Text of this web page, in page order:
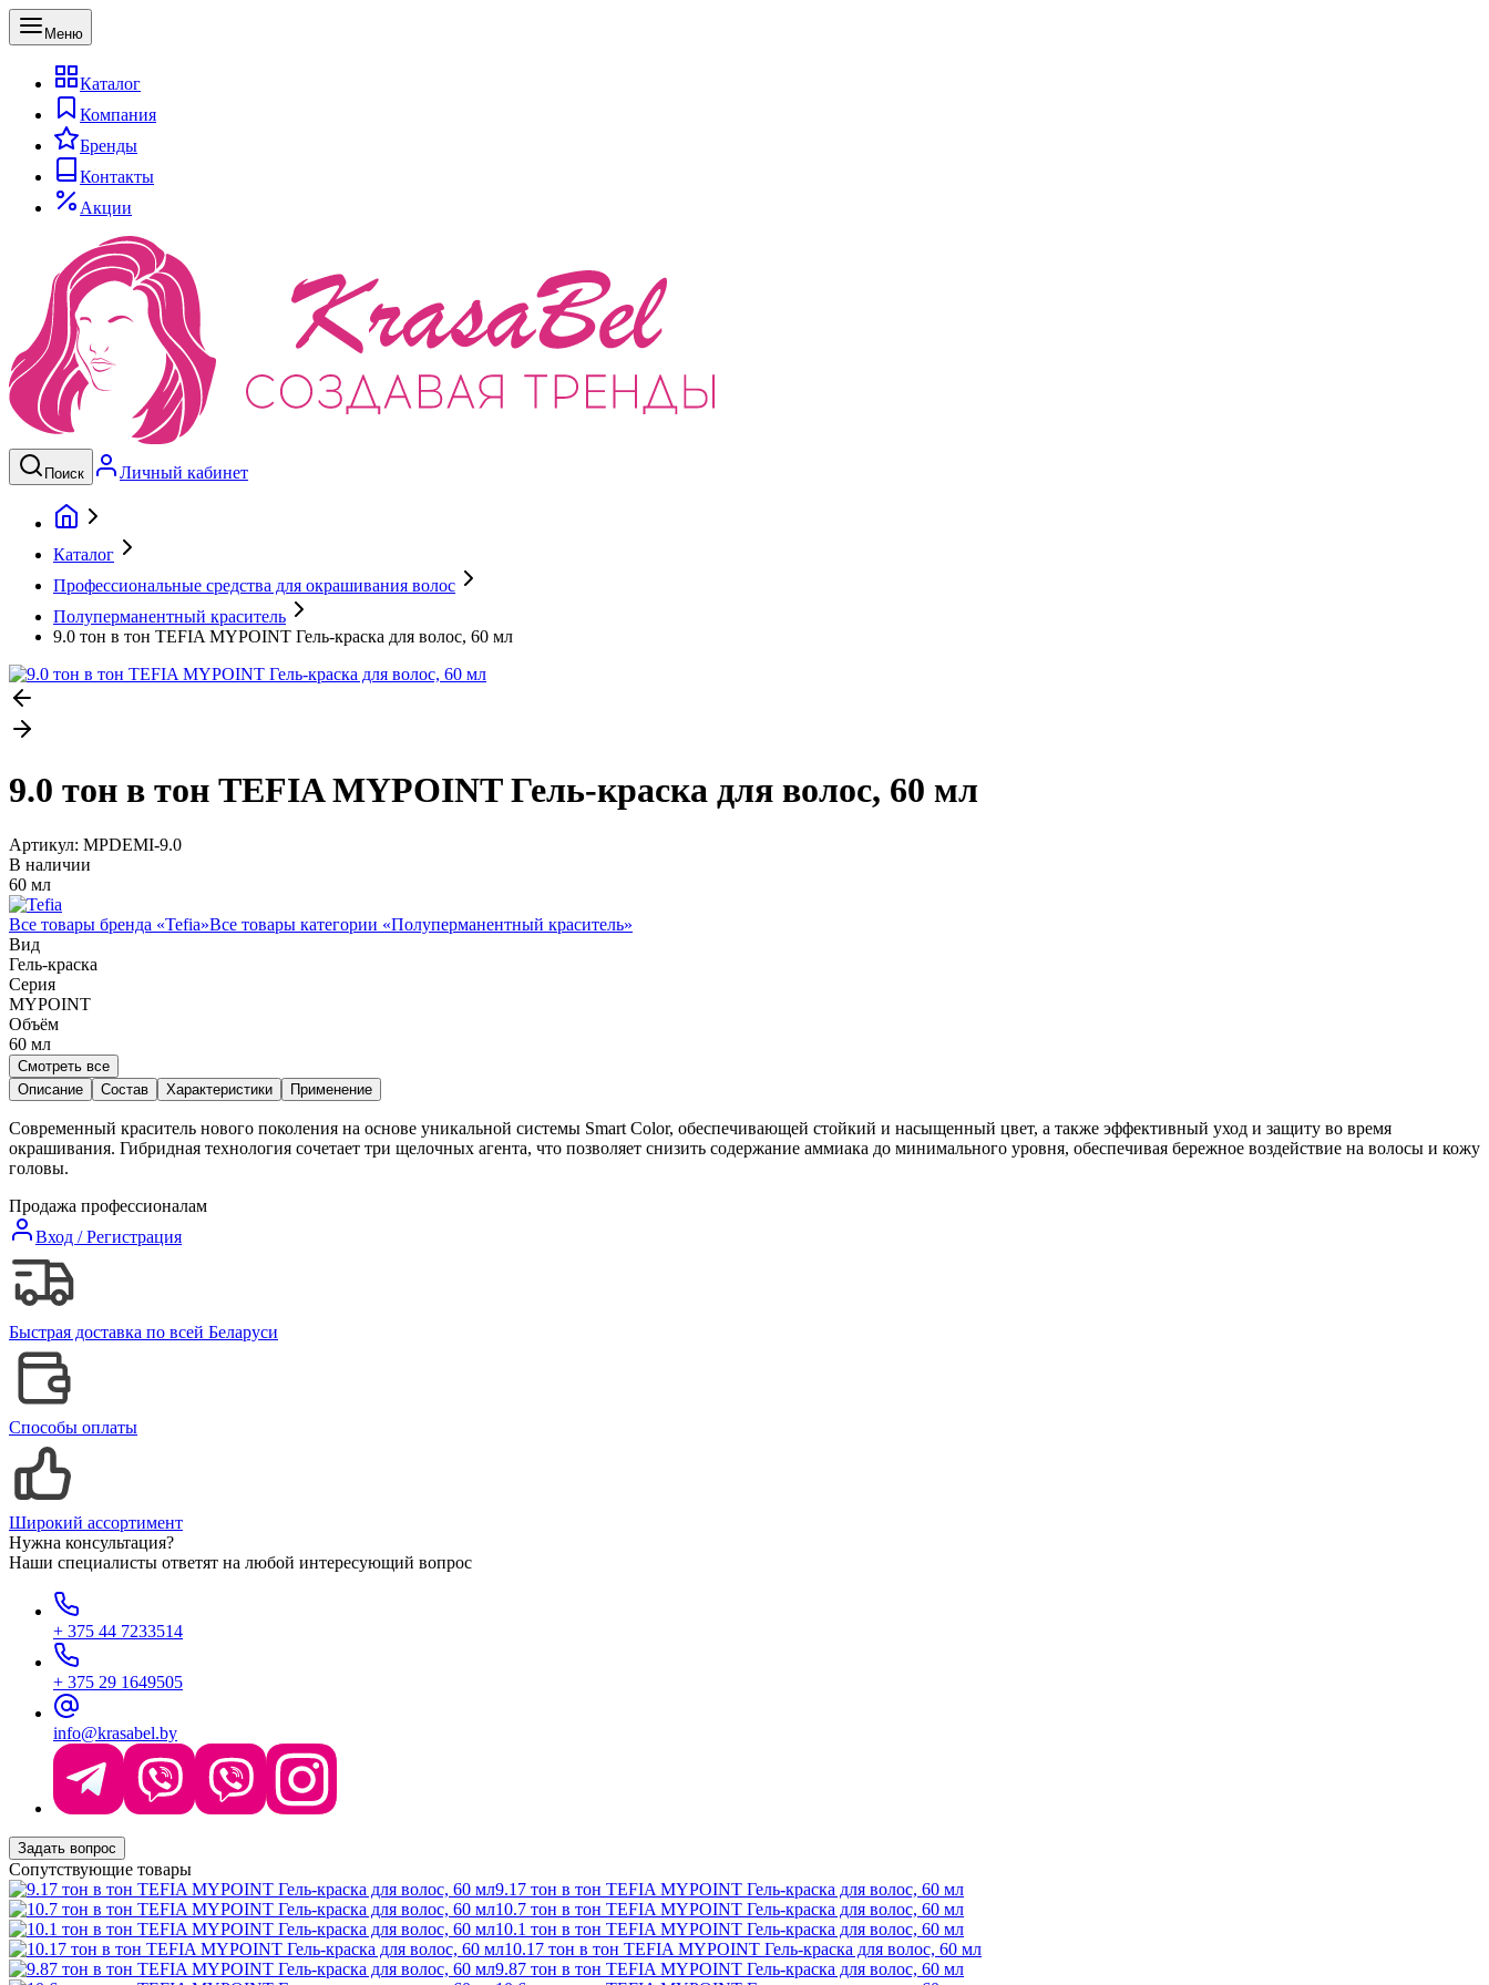
Меню
Каталог
Компания
Бренды
Контакты
Акции
Поиск Личный кабинет
Каталог
Профессиональные средства для окрашивания волос
Полуперманентный краситель
9.0 тон в тон TEFIA MYPOINT Гель-краска для волос, 60 мл
9.0 тон в тон TEFIA MYPOINT Гель-краска для волос, 60 мл
Артикул: MPDEMI-9.0
В наличии
60 мл
Все товары бренда «Tefia»Все товары категории «Полуперманентный краситель»
Вид
Гель-краска
Серия
MYPOINT
Объём
60 мл
Смотреть все
Описание
Состав Характеристики Применение
Современный краситель нового поколения на основе уникальной системы Smart Color, обеспечивающей стойкий и насыщенный цвет, а также эффективный уход и защиту во время
окрашивания. Гибридная технология сочетает три щелочных агента, что позволяет снизить содержание аммиака до минимального уровня, обеспечивая бережное воздействие на волосы и кожу
головы.
Продажа профессионалам
Вход / Регистрация
Быстрая доставка по всей Беларуси
Способы оплаты
Широкий ассортимент
Нужна консультация?
Наши специалисты ответят на любой интересующий вопрос
+ 375 44 7233514
+ 375 29 1649505
info@krasabel.by
Задать вопрос
Сопутствующие товары
9.17 тон в тон TEFIA MYPOINT Гель-краска для волос, 60 мл
10.7 тон в тон TEFIA MYPOINT Гель-краска для волос, 60 мл
10.1 тон в тон TEFIA MYPOINT Гель-краска для волос, 60 мл
10.17 тон в тон TEFIA MYPOINT Гель-краска для волос, 60 мл
9.87 тон в тон TEFIA MYPOINT Гель-краска для волос, 60 мл